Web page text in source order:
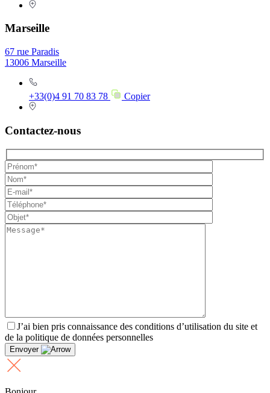
Marseille
67 rue Paradis
13006 Marseille
+33(0)4 91 70 83 78 Copier
Contactez-nous
J’ai bien pris connaissance des conditions d’utilisation du site et
de la politique de données personnelles
Envoyer